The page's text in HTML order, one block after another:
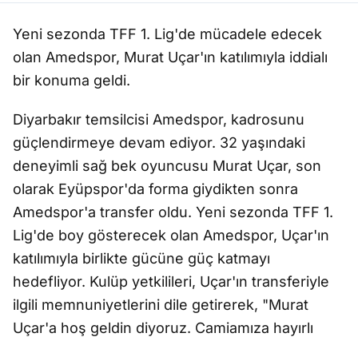
Yeni sezonda TFF 1. Lig'de mücadele edecek
olan Amedspor, Murat Uçar'ın katılımıyla iddialı
bir konuma geldi.
Diyarbakır temsilcisi Amedspor, kadrosunu
güçlendirmeye devam ediyor. 32 yaşındaki
deneyimli sağ bek oyuncusu Murat Uçar, son
olarak Eyüpspor'da forma giydikten sonra
Amedspor'a transfer oldu. Yeni sezonda TFF 1.
Lig'de boy gösterecek olan Amedspor, Uçar'ın
katılımıyla birlikte gücüne güç katmayı
hedefliyor. Kulüp yetkilileri, Uçar'ın transferiyle
ilgili memnuniyetlerini dile getirerek, "Murat
Uçar'a hoş geldin diyoruz. Camiamıza hayırlı